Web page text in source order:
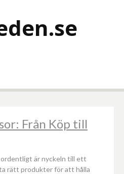
Från Köp till
är nyckeln till ett
rätt produkter för att hålla